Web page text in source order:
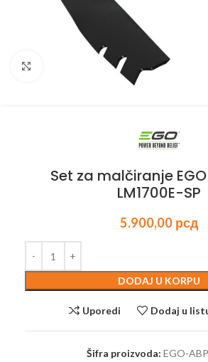
Kliknite za uvećanje
Set za malčiranje EGO
LM1700E-SP
5.900,00 рсд
DODAJ U KORPU
Uporedi Dodaj u
Šifra proizvoda: EGO-